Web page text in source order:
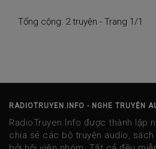
Tổng cộng: 2 truyện - Trang 1/1
RADIOTRUYEN.INFO - NGHE TRUYỆN
RadioTruyen.Info được thành lập
chia sẻ các bộ truyện audio,